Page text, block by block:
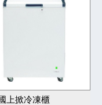
上掀冷凍櫃